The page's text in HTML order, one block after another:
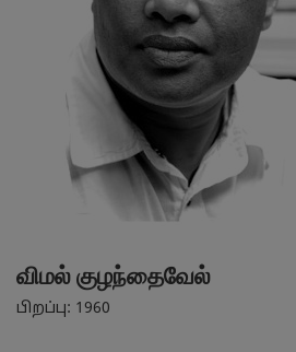
விமல் குழந்தைவேல்
பிறப்பு: 1960